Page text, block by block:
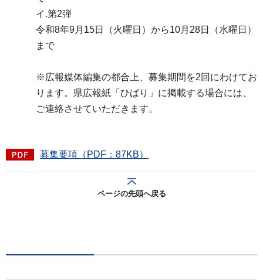
イ.第2弾
令和8年9月15日（火曜日）から10月28日（水曜日）
まで
※広報媒体編集の都合上、募集期間を2回にわけてお
ります。県広報紙「ひばり」に掲載する場合には、
ご連絡させていただきます。
募集要項（PDF：87KB）
ページの先頭へ戻る